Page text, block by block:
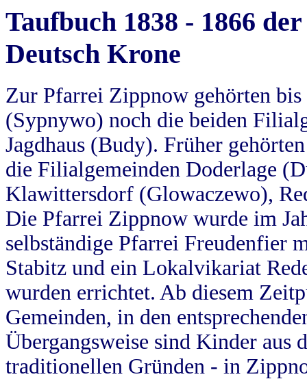
Taufbuch 1838 - 1866
Deutsch Krone
Zur Pfarrei Zippnow gehörten
(Sypnywo) noch die beiden
Jagdhaus (Budy). Früher
die Filialgemeinden Doderlage
Klawittersdorf (Glowaczewo),
Die Pfarrei Zippnow wurde im
selbständige Pfarrei Freudenfier
Stabitz und ein Lokalvikariat
wurden errichtet. Ab diesem
Gemeinden, in den
Übergangsweise sind Kinder aus
traditionellen Gründen - in